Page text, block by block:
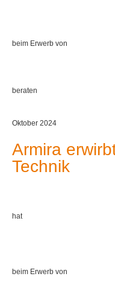
beim Erwerb von
beraten
Oktober 2024
Armira
Technik
hat
beim Erwerb von